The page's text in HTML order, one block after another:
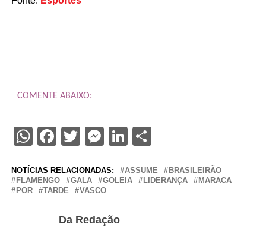
COMENTE ABAIXO:
WhatsApp
Facebook
Twitter
Messenger
LinkedIn
Share
NOTÍCIAS RELACIONADAS: ASSUME
BRASILEIRÃO
FLAMENGO
GALA GOLEIA LIDERANÇA
MARACA
POR
TARDE VASCO
Da Redação